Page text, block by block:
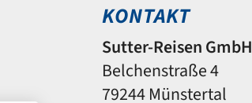
KONTAKT
Sutter-Reisen GmbH
Belchenstraße 4
79244 Münstertal